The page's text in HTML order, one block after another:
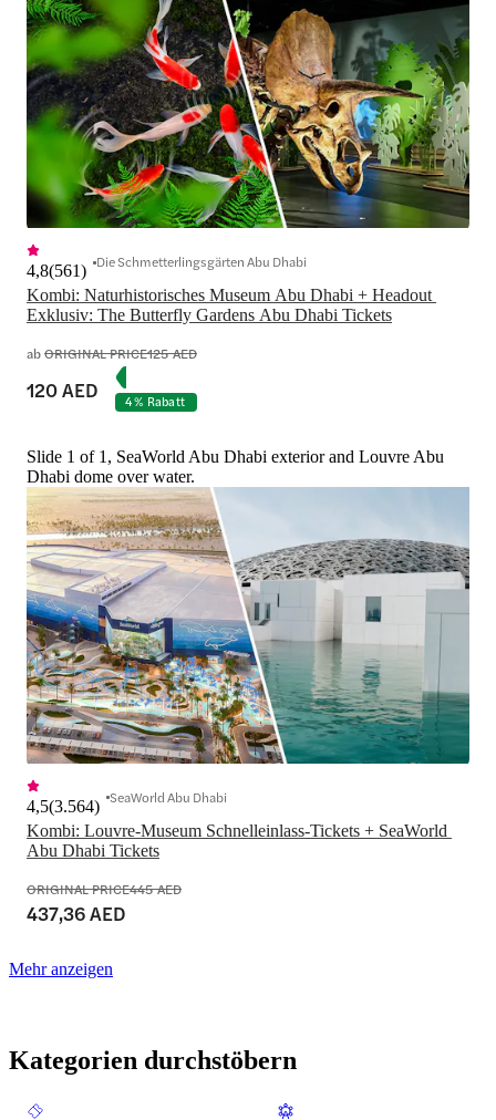
Kombi: Naturhistorisches Museum Abu Dhabi + Headout
Exklusiv: The Butterfly Gardens Abu Dhabi Tickets
4,8(561) Die Schmetterlingsgärten Abu Dhabi
abORIGINAL PRICE125 AED
120 AED 4 % Rabatt
Slide 1 of 1, SeaWorld Abu Dhabi exterior and Louvre Abu
Dhabi dome over water.
Kombi: Louvre-Museum Schnelleinlass-Tickets + SeaWorld
Abu Dhabi Tickets
4,5(3.564) SeaWorld Abu Dhabi
ORIGINAL PRICE445 AED
437,36 AED
Mehr anzeigen
Kategorien durchstöbern